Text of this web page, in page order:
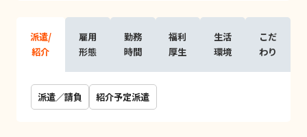
派遣/
紹介
雇用
形態
勤務
時間
福利
厚生
生活
環境
こだ
わり
派遣／請負 紹介予定派遣